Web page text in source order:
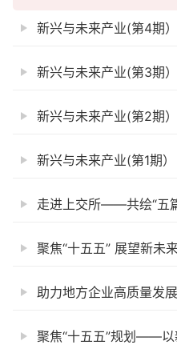
新兴与未来产业(第4期
新兴与未来产业(第3期
新兴与未来产业(第2期
新兴与未来产业(第1期
走进上交所——共绘“五
聚焦“十五五” 展望新
助力地方企业高质量发
聚焦“十五五”规划——以